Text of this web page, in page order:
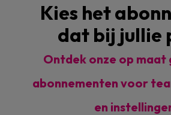
Kies het
dat bij jullie
Ontdek onze op maat
abonnementen voor
en